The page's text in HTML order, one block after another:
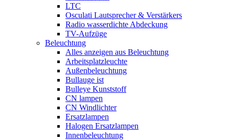
LTC
Osculati Lautsprecher & Verstärkers
Radio wasserdichte Abdeckung
TV-Aufzüge
Beleuchtung
Alles anzeigen aus Beleuchtung
Arbeitsplatzleuchte
Außenbeleuchtung
Bullauge ist
Bulleye Kunststoff
CN lampen
CN Windlichter
Ersatzlampen
Halogen Ersatzlampen
Innenbeleuchtung